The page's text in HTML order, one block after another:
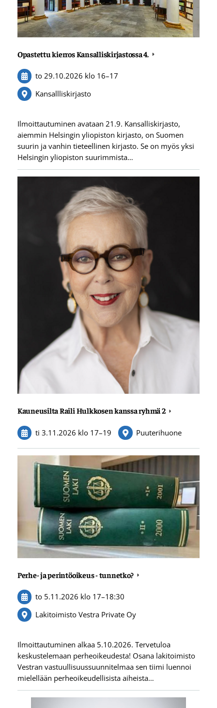
Opastettu kierros Kansalliskirjastossa 4.
to 29.10.2026 klo 16–17
Kansallliskirjasto
Ilmoittautuminen avataan 21.9. Kansalliskirjasto,
aiemmin Helsingin yliopiston kirjasto, on Suomen
suurin ja vanhin tieteellinen kirjasto. Se on myös yksi
Helsingin yliopiston suurimmista…
Kauneusilta Raili Hulkkosen kanssa ryhmä 2
ti 3.11.2026 klo 17–19 Puuterihuone
Perhe- ja perintöoikeus - tunnetko?
to 5.11.2026 klo 17–18:30
Lakitoimisto Vestra Private Oy
Ilmoittautuminen alkaa 5.10.2026. Tervetuloa
keskustelemaan perheoikeudesta! Osana lakitoimisto
Vestran vastuullisuussuunnitelmaa sen tiimi luennoi
mielellään perheoikeudellisista aiheista…